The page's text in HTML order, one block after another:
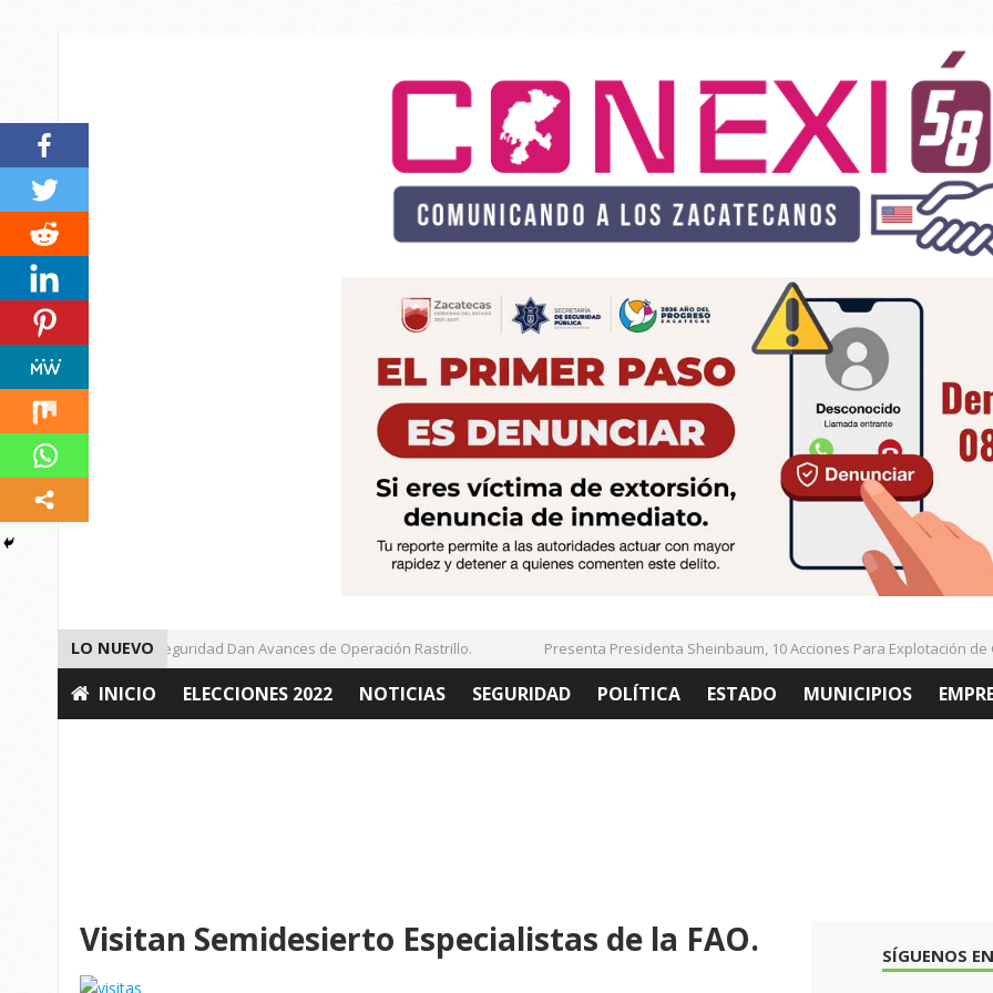
LO NUEVO
Autoridades de Seguridad Dan Avances de Operación Rastrillo. Presenta Presidenta Sheinbaum, 10 Acciones Para Explotación de
INICIO ELECCIONES 2022 NOTICIAS SEGURIDAD POLÍTICA ESTADO MUNICIPIOS
Visitan Semidesierto Especialistas de la FAO. SÍGUENOS